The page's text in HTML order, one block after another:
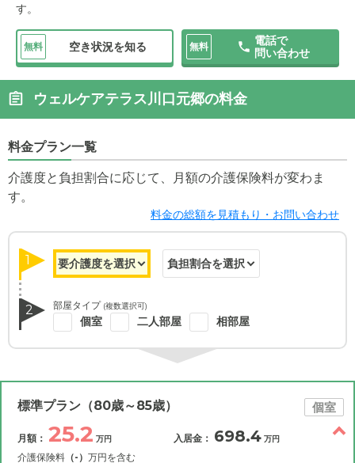
す。
無料 空き状況を知る 無料
電話で
問い合わせ
ウェルケアテラス川口元郷の料金
料金プラン一覧
介護度と負担割合に応じて、月額の介護保険料が変わま
す。
料金の総額を見積もり・お問い合わせ
1
2 部屋タイプ (複数選択可)
個室 二人部屋 相部屋
標準プラン（80歳～85歳） 個室
月額： 25.2 万円
介護保険料 （-） 万円を含む
入居金： 698.4 万円